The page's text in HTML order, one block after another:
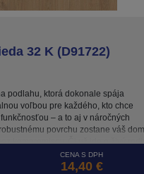
32 K (D91722)
podlahu, ktorá dokonale spája
voľbou pre každého, kto chce
– a to aj v náročných
povrchu zostane váš
obchodné priestory, Eight Solid
podlaha, ktorá sa ľahko udržiava,
CENA S DPH
14,40 €